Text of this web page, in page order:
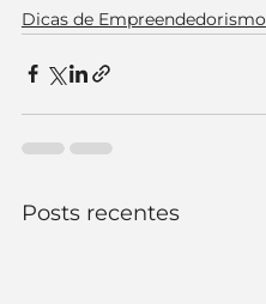
Dicas de Empreendedorismo
Posts recentes